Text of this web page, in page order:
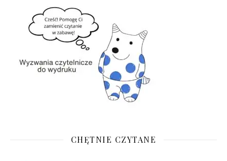
CHĘTNIE CZYTANE